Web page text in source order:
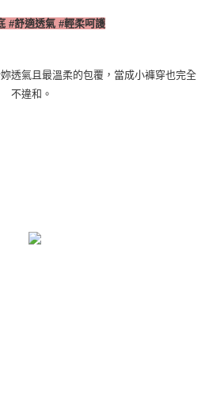
#舒適透氣#輕柔呵護
透氣且最溫柔的包覆，當成小褲穿也完全
不違和。